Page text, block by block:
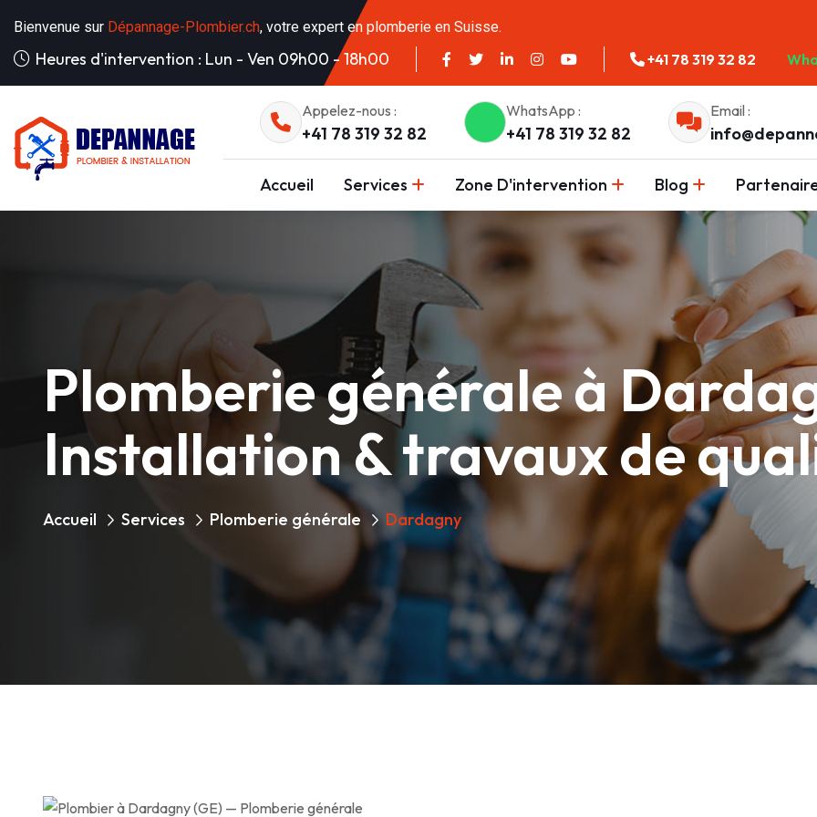
Bienvenue sur Dépannage-Plombier.ch, votre expert en plomberie en Suisse.
Heures d'intervention : Lun - Ven 09h00 - 18h00 +41 78 319 32 82
Appelez-nous :
+41 78 319 32 82
WhatsApp :
+41 78 319 32 82
Email :
Accueil Services Zone D'intervention Blog
Plomberie générale à
Installation & travaux de
Accueil Services Plomberie générale Dardagny